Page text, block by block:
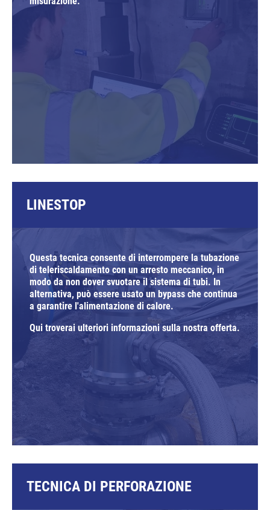
LINESTOP
Questa tecnica consente di interrompere la tubazione
di teleriscaldamento con un arresto meccanico, in
modo da non dover svuotare il sistema di tubi. In
alternativa, può essere usato un bypass che continua
a garantire l'alimentazione di calore.
Qui troverai ulteriori informazioni sulla nostra offerta.
TECNICA DI PERFORAZIONE